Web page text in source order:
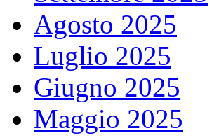
Agosto 2025
Luglio 2025
Giugno 2025
Maggio 2025